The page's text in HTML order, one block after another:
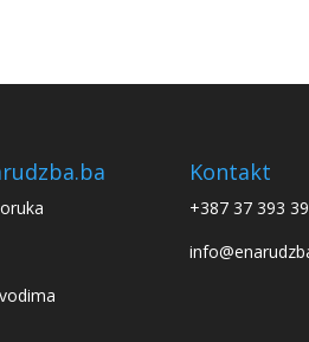
Kontakt
+387 37 393